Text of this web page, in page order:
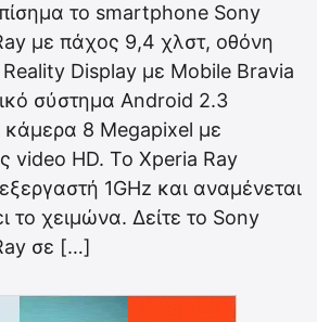
το smartphone Sony
με πάχος 9,4 χλστ, οθόνη
Display με Mobile Bravia
σύστημα Android 2.3
κάμερα 8 Megapixel με
video HD. Το Xperia Ray
1GHz και αναμένεται
το χειμώνα. Δείτε το Sony
σε […]